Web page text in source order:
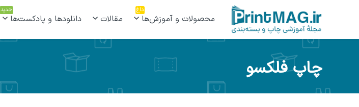
محصولات و آموزش‌ها
داغ
مقالات دانلودها و پادکست‌ها
جدید
چاپ فلکسو